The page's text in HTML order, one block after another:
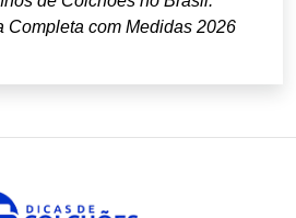
Completa com Medidas 2026